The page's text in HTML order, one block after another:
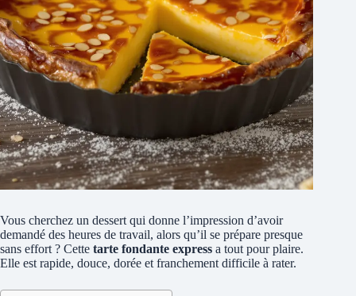
Vous cherchez un dessert qui donne l’impression d’avoir
demandé des heures de travail, alors qu’il se prépare presque
sans effort ? Cette tarte fondante express a tout pour plaire.
Elle est rapide, douce, dorée et franchement difficile à rater.